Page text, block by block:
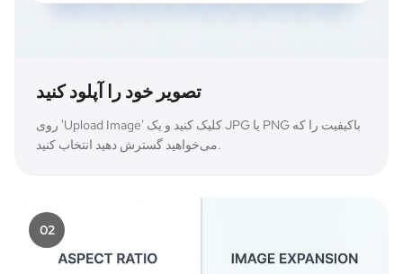
تصویر خود را آپلود کنید
روی 'Upload Image' کلیک کنید و یک JPG یا PNG باکیفیت را که
می‌خواهید گسترش دهید انتخاب کنید.
02